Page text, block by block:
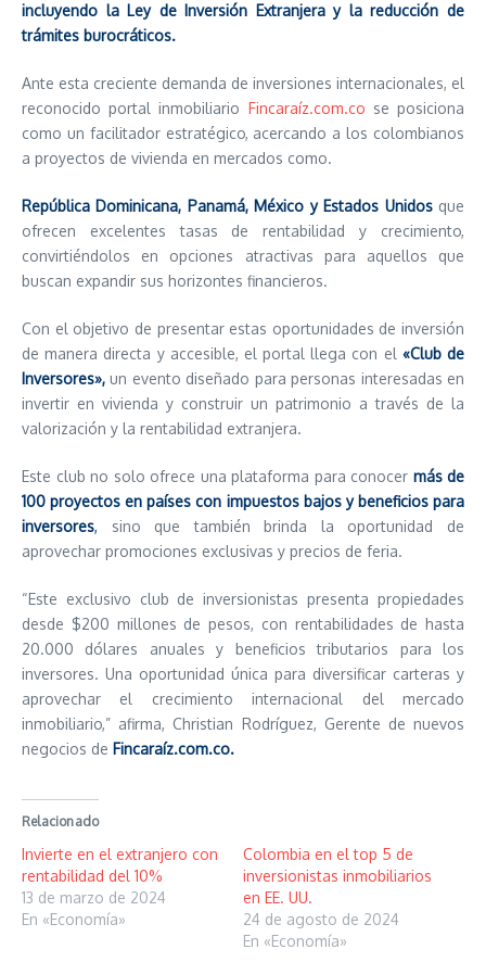
incluyendo la Ley de Inversión Extranjera y la reducción de
trámites burocráticos.
Ante esta creciente demanda de inversiones internacionales, el
reconocido portal inmobiliario Fincaraíz.com.co se posiciona
como un facilitador estratégico, acercando a los colombianos
a proyectos de vivienda en mercados como.
República Dominicana, Panamá, México y Estados Unidosque
ofrecen excelentes tasas de rentabilidad y crecimiento,
convirtiéndolos en opciones atractivas para aquellos que
buscan expandir sus horizontes financieros.
Con el objetivo de presentar estas oportunidades de inversión
de manera directa y accesible, el portal llega con el «Club de
Inversores», un evento diseñado para personas interesadas en
invertir en vivienda y construir un patrimonio a través de la
valorización y la rentabilidad extranjera.
Este club no solo ofrece una plataforma para conocer más de
100 proyectos en países con impuestos bajos y beneficios para
inversores, sino que también brinda la oportunidad de
aprovechar promociones exclusivas y precios de feria.
“Este exclusivo club de inversionistas presenta propiedades
desde $200 millones de pesos, con rentabilidades de hasta
20.000 dólares anuales y beneficios tributarios para los
inversores. Una oportunidad única para diversificar carteras y
aprovechar el crecimiento internacional del mercado
inmobiliario,” afirma, Christian Rodríguez, Gerente de nuevos
negocios de Fincaraíz.com.co.
Relacionado
Invierte en el extranjero con
rentabilidad del 10%
13 de marzo de 2024
En «Economía»
Colombia en el top 5 de
inversionistas inmobiliarios
en EE. UU.
24 de agosto de 2024
En «Economía»